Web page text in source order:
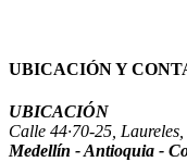
UBICACIÓN Y
UBICACIÓN
Calle 44·70-25,
Medellín - Antioquia -